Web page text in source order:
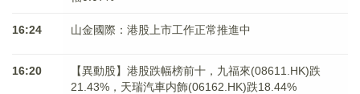
16:24 山金國際：港股上市工作正常推進中
16:20
【異動股】港股跌幅榜前十，九福來(08611.HK)跌
21.43%，天瑞汽車内飾(06162.HK)跌18.44%